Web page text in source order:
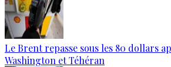
Le Brent repasse sous les 80 dollars
Washington et Téhéran